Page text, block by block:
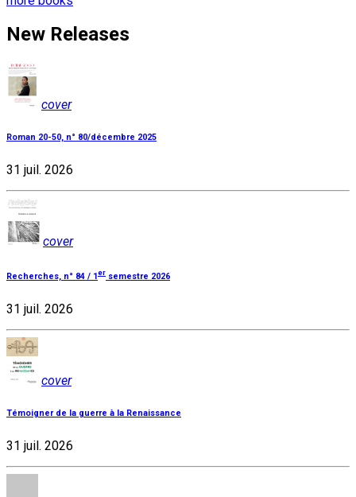
New Releases
cover
Roman 20-50, n° 80/décembre 2025
31 juil. 2026
cover
Recherches, n° 84 / 1er semestre 2026
31 juil. 2026
cover
Témoigner de la guerre à la Renaissance
31 juil. 2026